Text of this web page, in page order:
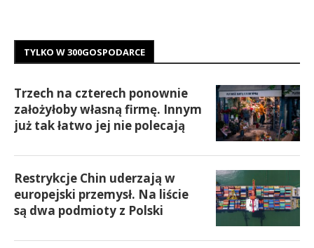
TYLKO W 300GOSPODARCE
Trzech na czterech ponownie
założyłoby własną firmę. Innym
już tak łatwo jej nie polecają
Restrykcje Chin uderzają w
europejski przemysł. Na liście
są dwa podmioty z Polski